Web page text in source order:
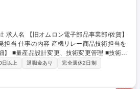
】
技術担当を
定/実験装置 ■Microsoft office 募集職種
佐賀】産業機器向けリレー 商品開発担当
日以上 退職金あり
完全週休2日制